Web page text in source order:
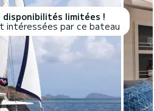
disponibilités limitées !
intéressées par ce bateau